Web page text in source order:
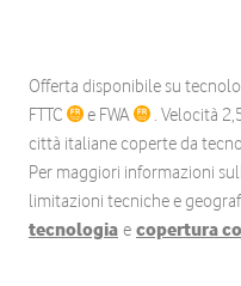
Offerta disponibile su
FTTC
e FWA
. Velocità
città italiane coperte da
Per maggiori informazioni
limitazioni tecniche e
tecnologia e copertura